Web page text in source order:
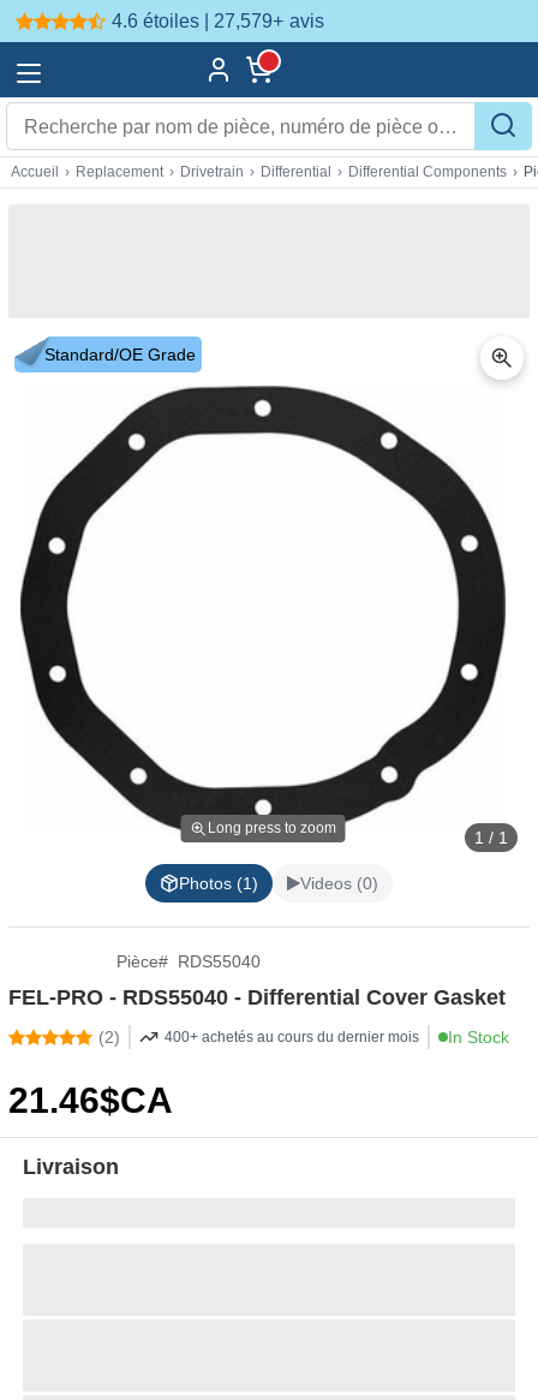
4.6 étoiles | 27,579+ avis
Accueil › Replacement › Drivetrain › Differential › Differential Components ›
Standard/OE Grade
Long press to zoom 1 / 1
Photos (1) Videos (0)
Pièce# RDS55040
FEL-PRO - RDS55040 - Differential Cover Gasket
(2) 400+ achetés au cours du dernier mois In Stock
21.46$CA
Livraison